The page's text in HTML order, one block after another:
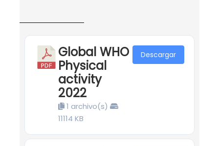
Global WHO
Physical
activity
2022
1 archivo(s)
11114 KB
Descargar